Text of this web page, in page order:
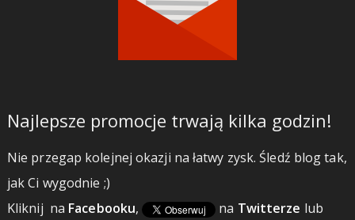
Najlepsze promocje trwają kilka godzin!
Nie przegap kolejnej okazji na łatwy zysk. Śledź blog tak,
jak Ci wygodnie ;)
Kliknij na Facebooku, na Twitterze lub